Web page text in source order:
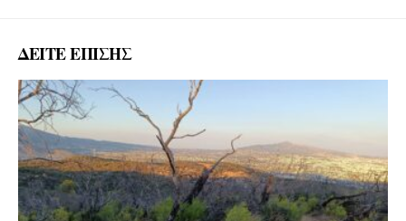
ΔΕΙΤΕ ΕΠΙΣΗΣ